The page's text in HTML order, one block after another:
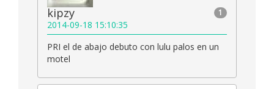
1
kipzy
2014-09-18 15:10:35
PRI el de abajo debuto con lulu palos en un
motel